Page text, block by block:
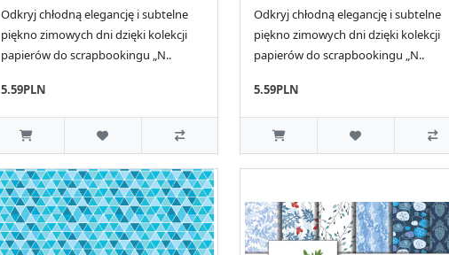
Odkryj chłodną elegancję i subtelne
piękno zimowych dni dzięki kolekcji
papierów do scrapbookingu „N..
5.59PLN
Odkryj chłodną elegancję i subtelne
piękno zimowych dni dzięki kolekcji
papierów do scrapbookingu „N..
5.59PLN